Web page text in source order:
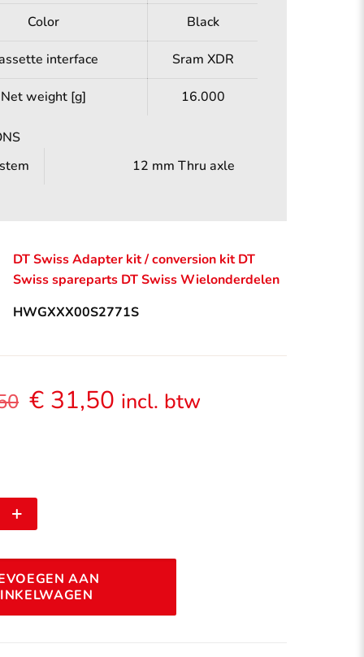
Color Black
interface Sram XDR
Net weight [g] 16.000
12 mm Thru axle
DT Swiss Adapter kit / conversion kit DT
Swiss spareparts DT Swiss Wielonderdelen
HWGXXX00S2771S
Oorspronkelijke
€ 31,50 Huidige
incl. btw
AAN